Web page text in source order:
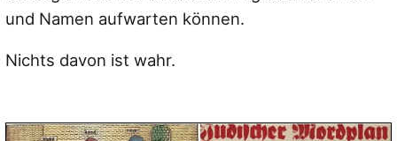
und Namen aufwarten können.
Nichts davon ist wahr.